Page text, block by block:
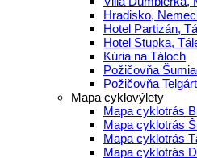
Hradisko,
Hotel Partizán,
Hotel Stupka,
Kúria na Táloch
Požičovňa
Požičovňa Telgárt
Mapa cyklovýlety
Mapa cyklotrás
Mapa cyklotrás
Mapa cyklotrás
Mapa cyklotrás